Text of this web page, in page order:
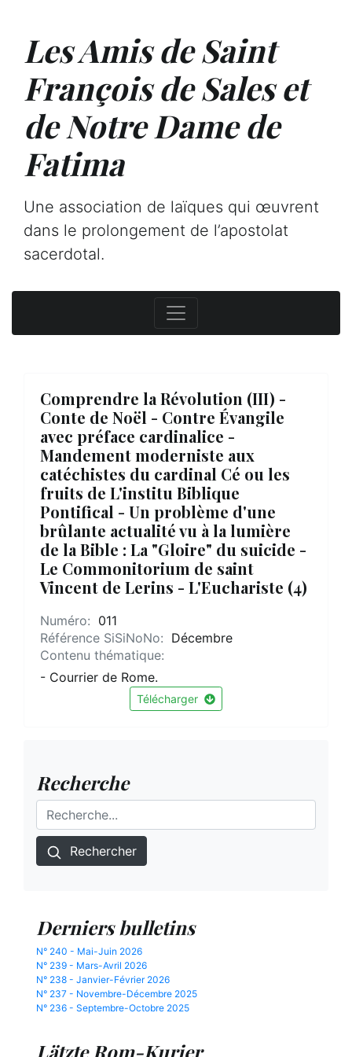
Les Amis de Saint
François de Sales et
de Notre Dame de
Fatima
Une association de laïques qui œuvrent
dans le prolongement de l’apostolat
sacerdotal.
Comprendre la Révolution (III) -
Conte de Noël - Contre Évangile
avec préface cardinalice -
Mandement moderniste aux
catéchistes du cardinal Cé ou les
fruits de L'institu Biblique
Pontifical - Un problème d'une
brûlante actualité vu à la lumière
de la Bible : La "Gloire" du suicide -
Le Commonitorium de saint
Vincent de Lerins - L'Euchariste (4)
Numéro: 011
Référence SiSiNoNo: Décembre
Contenu thématique:
- Courrier de Rome.
Télécharger
Recherche
Rechercher
Derniers bulletins
N° 240 - Mai-Juin 2026
N° 239 - Mars-Avril 2026
N° 238 - Janvier-Février 2026
N° 237 - Novembre-Décembre 2025
N° 236 - Septembre-Octobre 2025
Lätzte Rom-Kurier